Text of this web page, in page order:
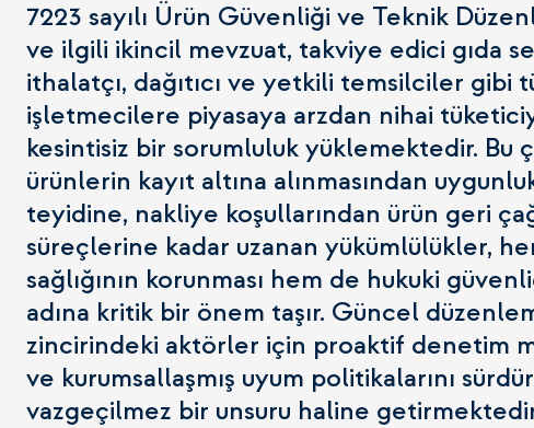
7223 sayılı Ürün Güvenliği ve Teknik
ve ilgili ikincil mevzuat, takviye edici gıda
ithalatçı, dağıtıcı ve yetkili temsilciler gibi
işletmecilere piyasaya arzdan nihai
kesintisiz bir sorumluluk yüklemektedir. Bu
ürünlerin kayıt altına alınmasından
teyidine, nakliye koşullarından ürün geri
süreçlerine kadar uzanan yükümlülükler,
sağlığının korunması hem de hukuki
adına kritik bir önem taşır. Güncel
zincirindeki aktörler için proaktif denetim
ve kurumsallaşmış uyum politikalarını
vazgeçilmez bir unsuru haline